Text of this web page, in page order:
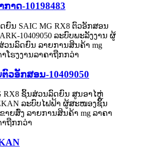
ກາດ-10198483
ວອັກສອນ-10409050